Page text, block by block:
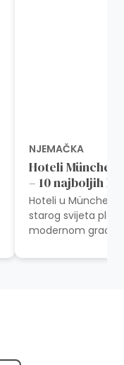
NJEMAČKA
Hoteli
– 10 najboljih
Hoteli u
starog svijeta
modernom
neba i šapućući